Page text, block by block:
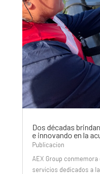
Dos décadas
e innovando en la
Publicacion
AEX Group
servicios dedicados a